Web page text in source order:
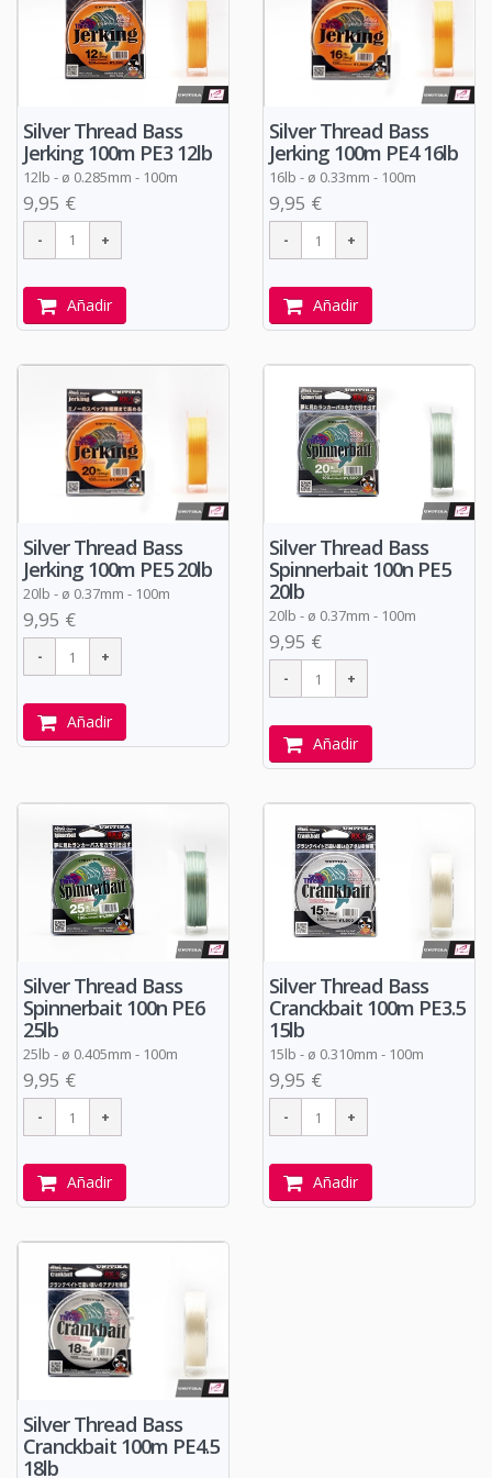
Silver Thread Bass
Jerking 100m PE3 12lb
12lb - ø 0.285mm - 100m
9,95 €
Añadir
Silver Thread Bass
Jerking 100m PE4 16lb
16lb - ø 0.33mm - 100m
9,95 €
Añadir
Silver Thread Bass
Jerking 100m PE5 20lb
20lb - ø 0.37mm - 100m
9,95 €
Añadir
Silver Thread Bass
Spinnerbait 100n PE5
20lb
20lb - ø 0.37mm - 100m
9,95 €
Añadir
Silver Thread Bass
Spinnerbait 100n PE6
25lb
25lb - ø 0.405mm - 100m
9,95 €
Añadir
Silver Thread Bass
Cranckbait 100m PE3.5
15lb
15lb - ø 0.310mm - 100m
9,95 €
Añadir
Silver Thread Bass
Cranckbait 100m PE4.5
18lb